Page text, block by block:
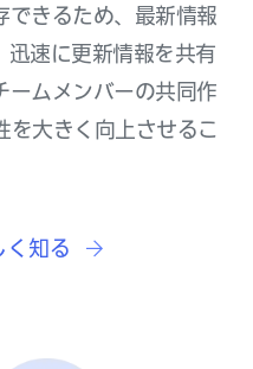
できるため、最新情報
迅速に更新情報を共有
ームメンバーの共同作
を大きく向上させるこ
く知る